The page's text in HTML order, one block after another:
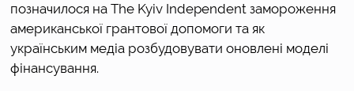
позначилося на The Kyiv Independent замороження
американської грантової допомоги та як
українським медіа розбудовувати оновлені моделі
фінансування.